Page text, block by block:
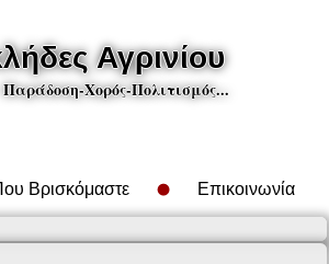
Αγρινίου
Παράδοση-Χορός-Πολιτισμός...
Βρισκόμαστε Επικοινωνία